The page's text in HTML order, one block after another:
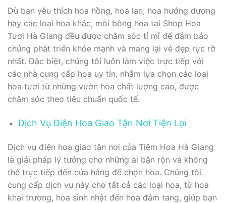
Dù bạn yêu thích hoa hồng, hoa lan, hoa hướng dương
hay các loại hoa khác, mỗi bông hoa tại Shop Hoa
Tươi Hà Giang đều được chăm sóc tỉ mỉ để đảm bảo
chúng phát triển khỏe mạnh và mang lại vẻ đẹp rực rỡ
nhất. Đặc biệt, chúng tôi luôn làm việc trực tiếp với
các nhà cung cấp hoa uy tín, nhằm lựa chọn các loại
hoa tươi từ những vườn hoa chất lượng cao, được
chăm sóc theo tiêu chuẩn quốc tế.
Dịch Vụ Điện Hoa Giao Tận Nơi Tiện Lợi
Dịch vụ điện hoa giao tận nơi của Tiệm Hoa Hà Giang
là giải pháp lý tưởng cho những ai bận rộn và không
thể trực tiếp đến cửa hàng để chọn hoa. Chúng tôi
cung cấp dịch vụ này cho tất cả các loại hoa, từ hoa
khai trương, hoa sinh nhật đến hoa đám tang, giúp bạn